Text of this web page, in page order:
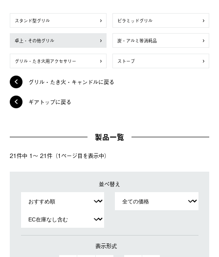
スタンド型グリル ピラミッドグリル
卓上・その他グリル 炭・アルミ等消耗品
グリル・たき火用アクセサリー ストーブ
グリル・たき火・キャンドルに戻る
ギアトップに戻る
製品一覧
21件中 1〜 21件（1ページ⽬を表⽰中）
並べ替え
表示形式